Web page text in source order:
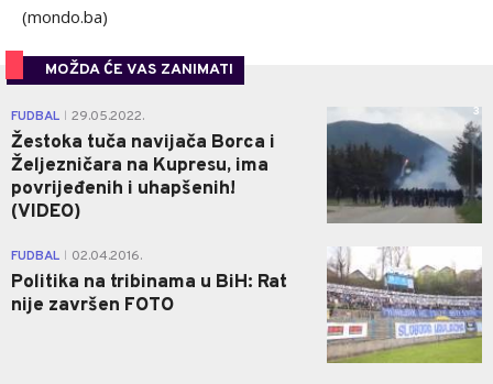
(mondo.ba)
MOŽDA ĆE VAS ZANIMATI
FUDBAL 29.05.2022.
Žestoka tuča navijača Borca i
Željezničara na Kupresu, ima
povrijeđenih i uhapšenih!
(VIDEO)
3
FUDBAL 02.04.2016.
Politika na tribinama u BiH: Rat
nije završen FOTO